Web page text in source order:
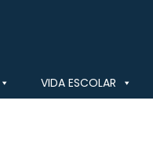
VIDA ESCOLAR